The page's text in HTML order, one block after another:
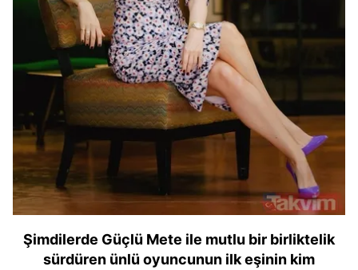
Şimdilerde Güçlü Mete ile mutlu bir birliktelik
sürdüren ünlü oyuncunun ilk eşinin kim